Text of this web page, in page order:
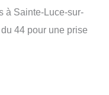
à Sainte-Luce-sur-
44 pour une prise